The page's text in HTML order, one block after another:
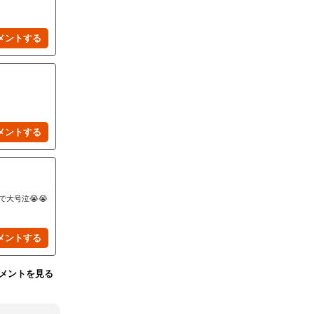
大号泣😭😭
ントを見る